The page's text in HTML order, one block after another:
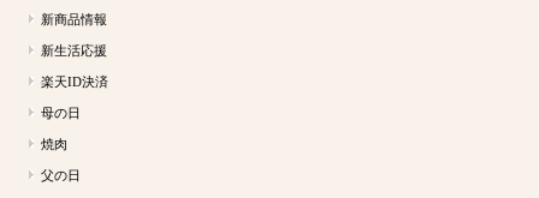
新商品情報
新生活応援
楽天ID決済
母の日
焼肉
父の日